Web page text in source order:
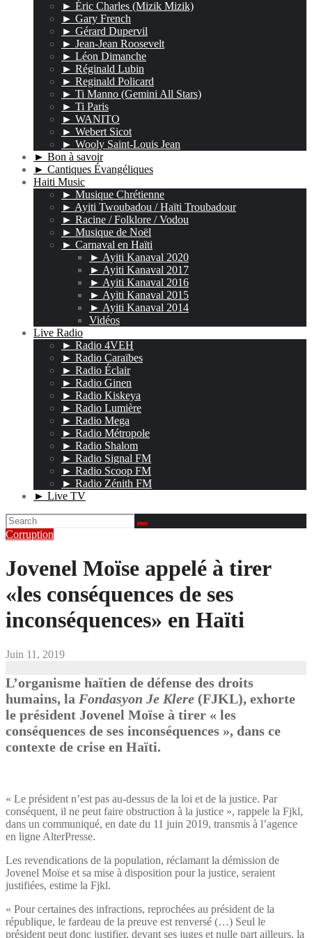
► Éric Charles (Mizik Mizik)
► Gary French
► Gérard Dupervil
► Jean-Jean Roosevelt
► Léon Dimanche
► Réginald Lubin
► Reginald Policard
► Ti Manno (Gemini All Stars)
► Ti Paris
► WANITO
► Webert Sicot
► Wooly Saint-Louis Jean
► Bon à savoir
► Cantiques Évangéliques
Haiti Music
► Musique Chrétienne
► Ayiti Twoubadou / Haïti Troubadour
► Racine / Folklore / Vodou
► Musique de Noël
► Carnaval en Haïti
► Ayiti Kanaval 2020
► Ayiti Kanaval 2017
► Ayiti Kanaval 2016
► Ayiti Kanaval 2015
► Ayiti Kanaval 2014
Vidéos
Live Radio
► Radio 4VEH
► Radio Caraïbes
► Radio Éclair
► Radio Ginen
► Radio Kiskeya
► Radio Lumière
► Radio Mega
► Radio Métropole
► Radio Shalom
► Radio Signal FM
► Radio Scoop FM
► Radio Zénith FM
► Live TV
Corruption
Jovenel Moïse appelé à tirer
«les conséquences de ses
inconséquences» en Haïti
Juin 11, 2019
L’organisme haïtien de défense des droits
humains, la Fondasyon Je Klere (FJKL), exhorte
le président Jovenel Moïse à tirer « les
conséquences de ses inconséquences », dans ce
contexte de crise en Haïti.
« Le président n’est pas au-dessus de la loi et de la justice. Par
conséquent, il ne peut faire obstruction à la justice », rappele la Fjkl,
dans un communiqué, en date du 11 juin 2019, transmis à l’agence
en ligne AlterPresse.
Les revendications de la population, réclamant la démission de
Jovenel Moïse et sa mise à disposition pour la justice, seraient
justifiées, estime la Fjkl.
« Pour certaines des infractions, reprochées au président de la
république, le fardeau de la preuve est renversé (…) Seul le
président peut donc justifier, devant ses juges et nulle part ailleurs, la